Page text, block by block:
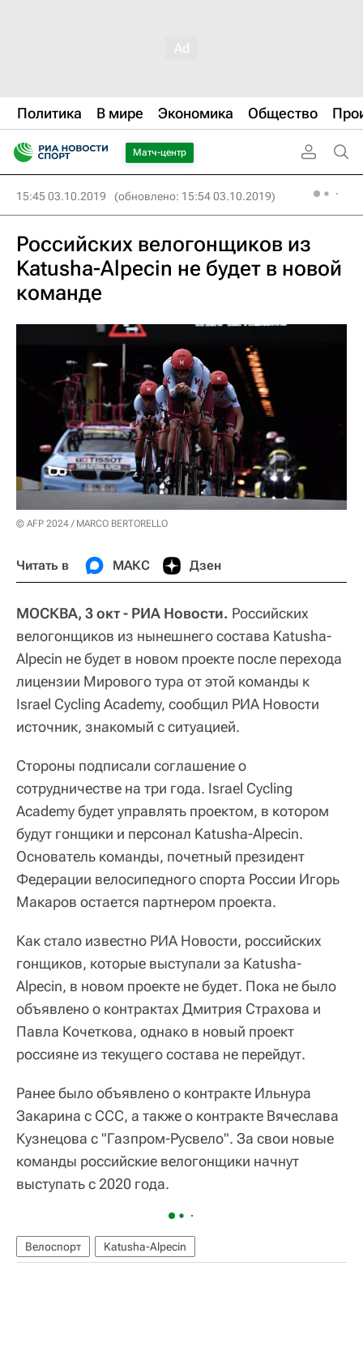
Политика В мире Экономика Общество
Матч-центр
15:45 03.10.2019 (обновлено: 15:54 03.10.2019)
Российских велогонщиков из
Katusha-Alpecin не будет в новой
команде
© AFP 2024 / MARCO BERTORELLO
Читать в МАКС Дзен
МОСКВА, 3 окт - РИА Новости. Российских
велогонщиков из нынешнего состава Katusha-
Alpecin не будет в новом проекте после перехода
лицензии Мирового тура от этой команды к
Israel Cycling Academy, сообщил РИА Новости
источник, знакомый с ситуацией.
Стороны подписали соглашение о
сотрудничестве на три года. Israel Cycling
Academy будет управлять проектом, в котором
будут гонщики и персонал Katusha-Alpecin.
Основатель команды, почетный президент
Федерации велосипедного спорта России Игорь
Макаров остается партнером проекта.
Как стало известно РИА Новости, российских
гонщиков, которые выступали за Katusha-
Alpecin, в новом проекте не будет. Пока не было
объявлено о контрактах Дмитрия Страхова и
Павла Кочеткова, однако в новый проект
россияне из текущего состава не перейдут.
Ранее было объявлено о контракте Ильнура
Закарина с ССС, а также о контракте Вячеслава
Кузнецова с "Газпром-Русвело". За свои новые
команды российские велогонщики начнут
выступать с 2020 года.
Велоспорт Katusha-Alpecin